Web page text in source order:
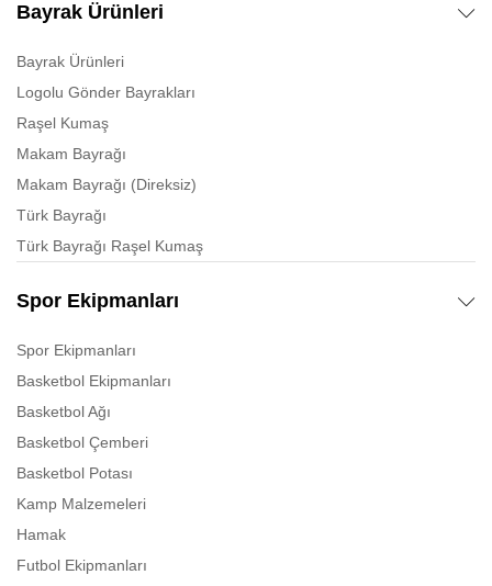
Bayrak Ürünleri
Bayrak Ürünleri
Logolu Gönder Bayrakları
Raşel Kumaş
Makam Bayrağı
Makam Bayrağı (Direksiz)
Türk Bayrağı
Türk Bayrağı Raşel Kumaş
Spor Ekipmanları
Spor Ekipmanları
Basketbol Ekipmanları
Basketbol Ağı
Basketbol Çemberi
Basketbol Potası
Kamp Malzemeleri
Hamak
Futbol Ekipmanları